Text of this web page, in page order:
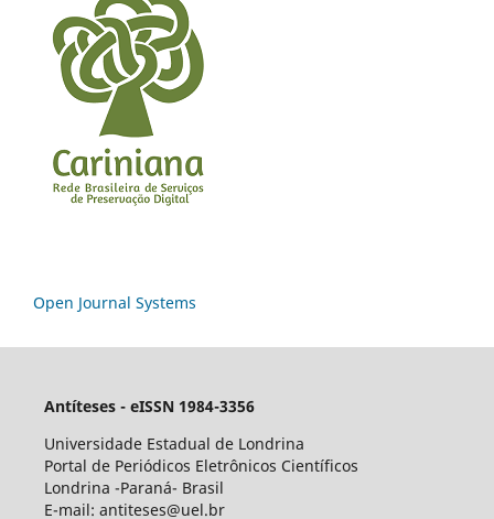
Open Journal Systems
Antíteses - eISSN 1984-3356
Universidade Estadual de Londrina
Portal de Periódicos Eletrônicos Científicos
Londrina -Paraná- Brasil
E-mail: antiteses@uel.br